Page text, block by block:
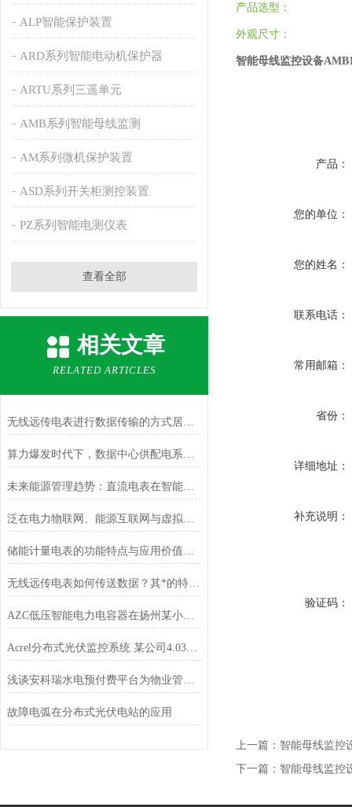
ALP智能保护装置
ARD系列智能电动机保护器
ARTU系列三遥单元
AMB系列智能母线监测
AM系列微机保护装置
ASD系列开关柜测控装置
PZ系列智能电测仪表
查看全部
相关文章
RELATED ARTICLES
无线远传电表进行数据传输的方式居然如此简单
算力爆发时代下，数据中心供配电系统的智能化升级
未来能源管理趋势：直流电表在智能楼宇与数据中心的应用前景
泛在电力物联网、能源互联网与虚拟电厂
储能计量电表的功能特点与应用价值解析
无线远传电表如何传送数据？其*的特点在哪里？
AZC低压智能电力电容器在扬州某小区居民配电中的应用
Acrel分布式光伏监控系统 某公司4.03MW分布式光伏10KV并网系统的应用
浅谈安科瑞水电预付费平台为物业管理产生的效益
故障电弧在分布式光伏电站的应用
产品选型：
外观尺寸：
智能母线监控设备
产品：
您的单位：
您的姓名：
联系电话：
常用邮箱：
省份：
详细地址：
补充说明：
验证码：
上一篇： 智能母线监控
下一篇： 智能母线监控